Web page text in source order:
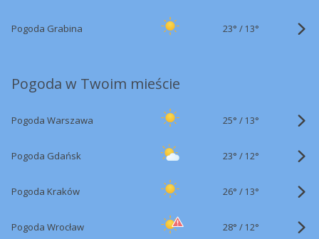
Pogoda Grabina 23° / 13°
Pogoda w Twoim mieście
Pogoda Warszawa 25° / 13°
Pogoda Gdańsk 23° / 12°
Pogoda Kraków 26° / 13°
Pogoda Wrocław 28° / 12°